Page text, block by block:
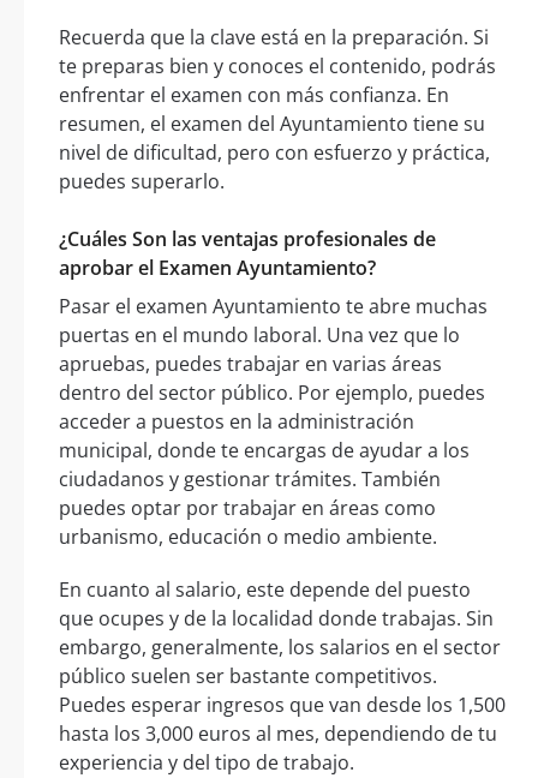
Recuerda que la clave está en la preparación. Si
te preparas bien y conoces el contenido, podrás
enfrentar el examen con más confianza. En
resumen, el examen del Ayuntamiento tiene su
nivel de dificultad, pero con esfuerzo y práctica,
puedes superarlo.
¿Cuáles Son las ventajas profesionales de
aprobar el Examen Ayuntamiento?
Pasar el examen Ayuntamiento te abre muchas
puertas en el mundo laboral. Una vez que lo
apruebas, puedes trabajar en varias áreas
dentro del sector público. Por ejemplo, puedes
acceder a puestos en la administración
municipal, donde te encargas de ayudar a los
ciudadanos y gestionar trámites. También
puedes optar por trabajar en áreas como
urbanismo, educación o medio ambiente.
En cuanto al salario, este depende del puesto
que ocupes y de la localidad donde trabajas. Sin
embargo, generalmente, los salarios en el sector
público suelen ser bastante competitivos.
Puedes esperar ingresos que van desde los 1,500
hasta los 3,000 euros al mes, dependiendo de tu
experiencia y del tipo de trabajo.